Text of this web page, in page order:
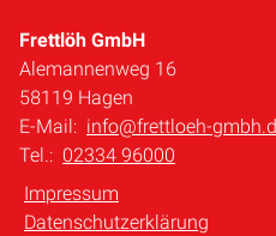
Frettlöh GmbH
Alemannenweg 16
58119 Hagen
E-Mail: info@frettloeh-
Tel.: 02334 96000
Impressum
Datenschutzerklärung